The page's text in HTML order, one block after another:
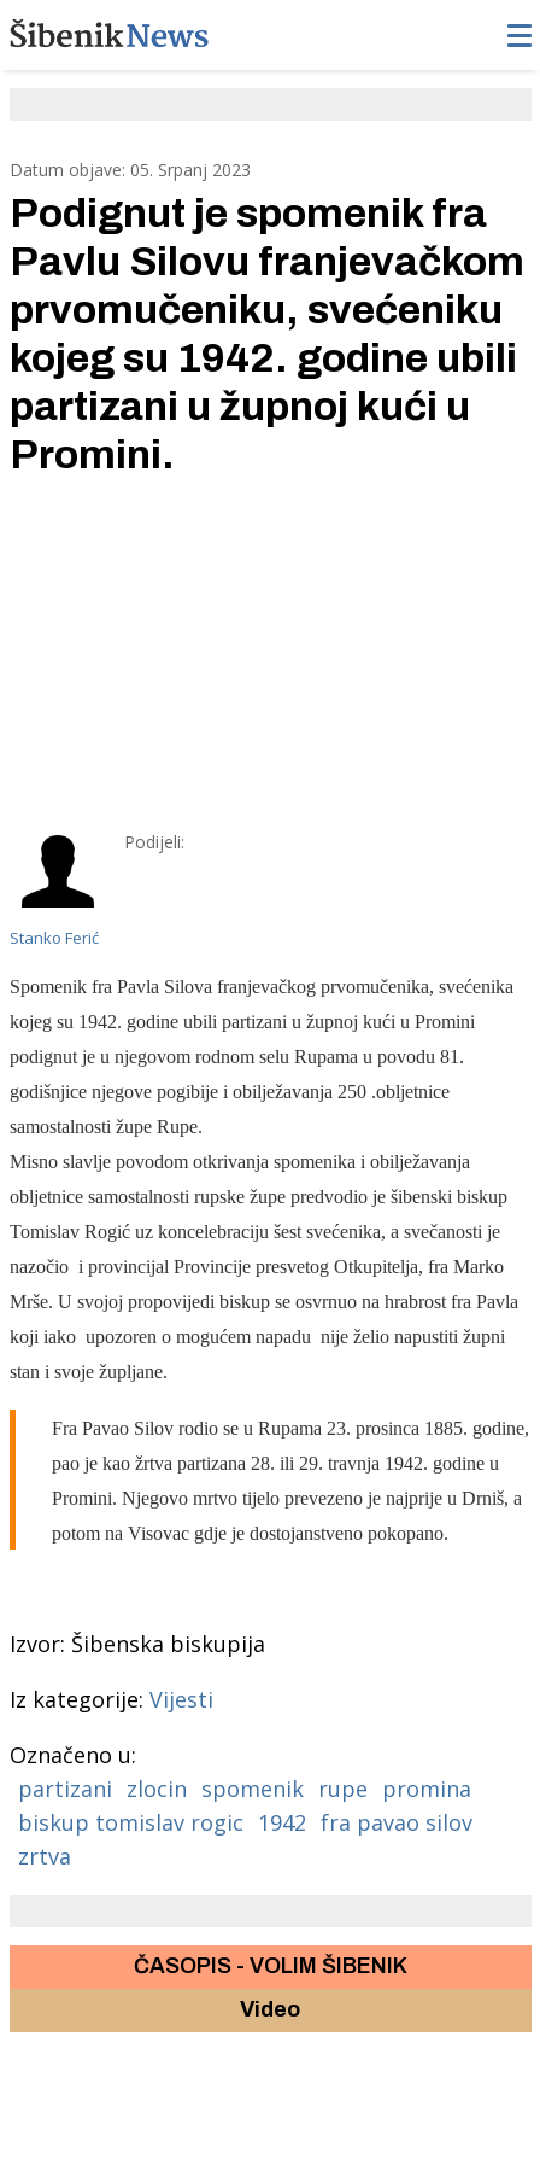
Datum objave: 05. Srpanj 2023
Podignut je spomenik fra
Pavlu Silovu franjevačkom
prvomučeniku, svećeniku
kojeg su 1942. godine ubili
partizani u župnoj kući u
Promini.
Stanko Ferić
Podijeli:
Spomenik fra Pavla Silova franjevačkog prvomučenika, svećenika
kojeg su 1942. godine ubili partizani u župnoj kući u Promini
podignut je u njegovom rodnom selu Rupama u povodu 81.
godišnjice njegove pogibije i obilježavanja 250 .obljetnice
samostalnosti župe Rupe.
Misno slavlje povodom otkrivanja spomenika i obilježavanja
obljetnice samostalnosti rupske župe predvodio je šibenski biskup
Tomislav Rogić uz koncelebraciju šest svećenika, a svečanosti je
nazočio i provincijal Provincije presvetog Otkupitelja, fra Marko
Mrše. U svojoj propovijedi biskup se osvrnuo na hrabrost fra Pavla
koji iako upozoren o mogućem napadu nije želio napustiti župni
stan i svoje župljane.
Fra Pavao Silov rodio se u Rupama 23. prosinca 1885. godine,
pao je kao žrtva partizana 28. ili 29. travnja 1942. godine u
Promini. Njegovo mrtvo tijelo prevezeno je najprije u Drniš, a
potom na Visovac gdje je dostojanstveno pokopano.
Izvor: Šibenska biskupija
Iz kategorije: Vijesti
Označeno u:
partizani zlocin spomenik rupe
promina
biskup tomislav rogic
1942 fra pavao silov
zrtva
ČASOPIS - VOLIM ŠIBENIK
Video